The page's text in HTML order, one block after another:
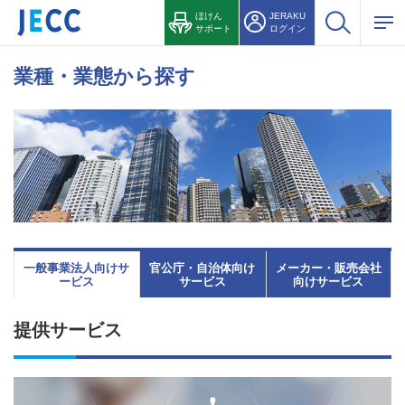
ほけん
サポート
JERAKU
ログイン
業種・業態から探す
一般事業法人向けサ
ービス
官公庁・自治体向け
サービス
メーカー・販売会社
向けサービス
提供サービス